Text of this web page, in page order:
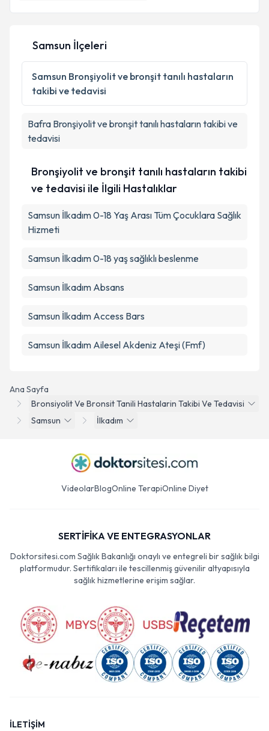
Kişisel verilerimin işlenmesine ilişkin
Metni'ni okudum ve kişisel verilerimin belirtilen
kapsamda işlenmesini kabul ediyorum.
Ana Sayfa
Bronsiyolit Ve Bronsit Tanili Hastalarin Takibi Ve Tedavisi
Samsun
İlkadım
Samsun İlçeleri
Samsun Bronşiyolit ve bronşit tanılı hastaların
takibi ve tedavisi
Bafra Bronşiyolit ve bronşit tanılı hastaların takibi ve
tedavisi
Bronşiyolit ve bronşit tanılı hastaların takibi
ve tedavisi ile İlgili Hastalıklar
Samsun İlkadım 0-18 Yaş Arası Tüm Çocuklara Sağlık
Hizmeti
Samsun İlkadım 0-18 yaş sağlıklı beslenme
Samsun İlkadım Absans
Samsun İlkadım Access Bars
Samsun İlkadım Ailesel Akdeniz Ateşi (Fmf)
VideolarBlogOnline TerapiOnline Diyet
SERTİFİKA VE ENTEGRASYONLAR
Doktorsitesi.com Sağlık Bakanlığı onaylı ve entegreli bir sağlık bilgi
platformudur. Sertifikaları ile tescillenmiş güvenilir altyapısıyla
sağlık hizmetlerine erişim sağlar.
İLETİŞİM